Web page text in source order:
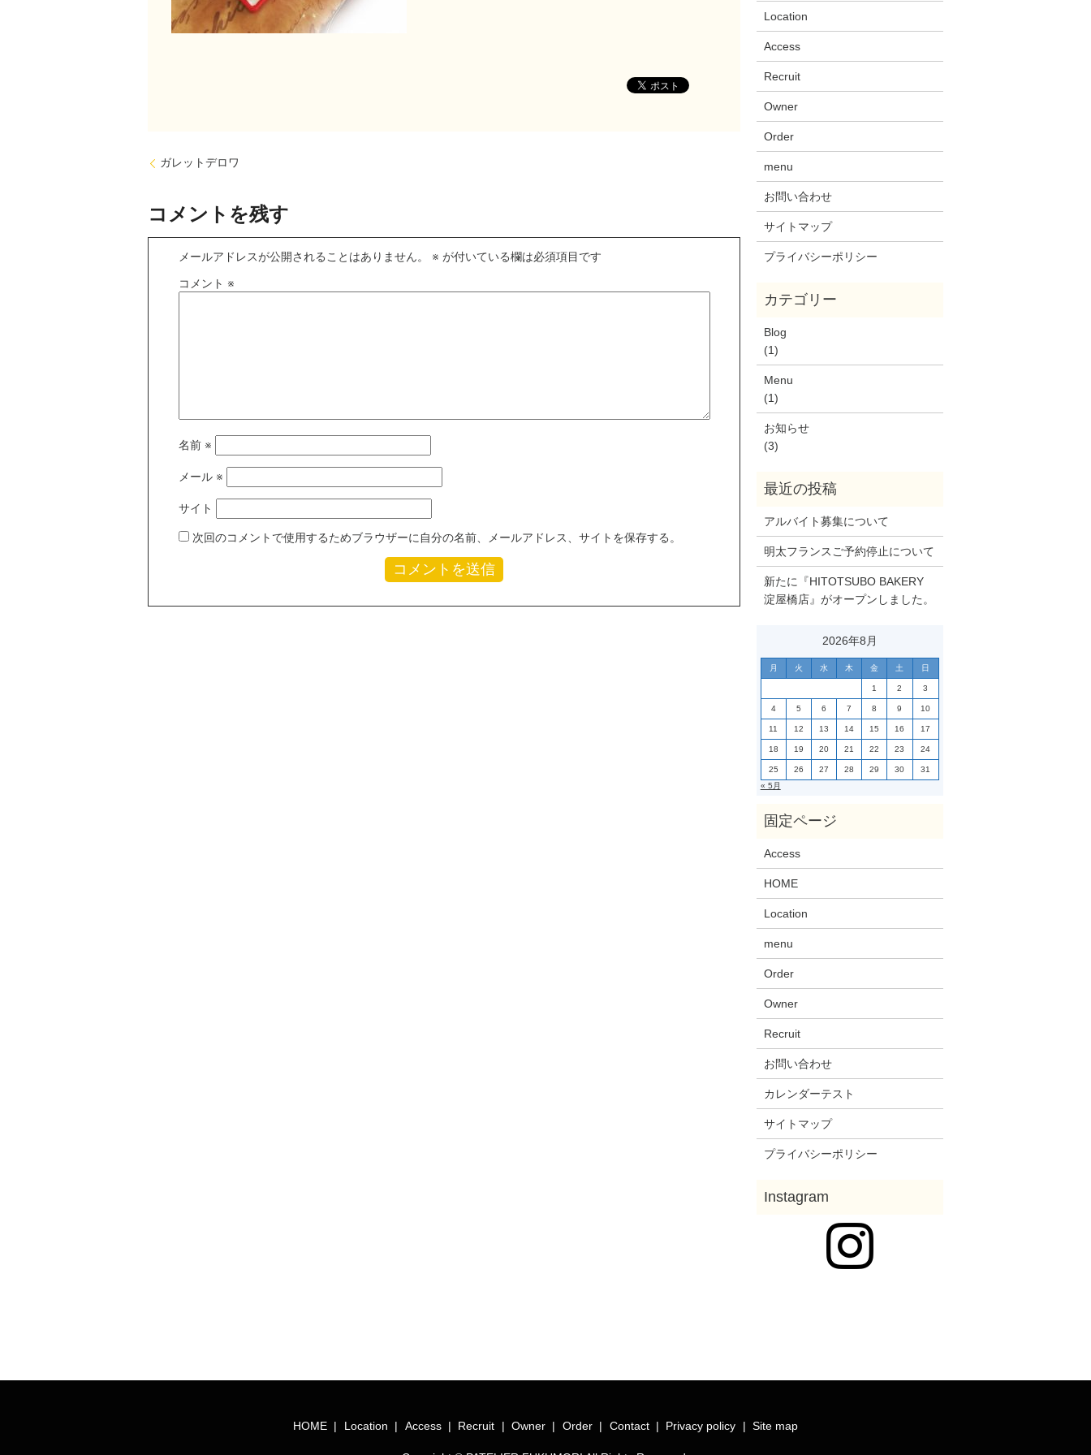
ガレットデロワ
コメントを残す
メールアドレスが公開されることはありません。 ※ が付いている欄は必須項目です
コメント ※
名前 ※
メール ※
サイト
次回のコメントで使用するためブラウザーに自分の名前、メールアドレス、サイトを保存する。
Location
Access
Recruit
Owner
Order
menu
お問い合わせ
サイトマップ
プライバシーポリシー
Blog
(1)
Menu
(1)
お知らせ
(3)
アルバイト募集について
明太フランスご予約停止について
新たに『HITOTSUBO BAKERY
淀屋橋店』がオープンしました。
2026年8月
月 火 水 木 金 土 日
1 2 3
4 5 6 7 8 9 10
11 12 13 14 15 16 17
18 19 20 21 22 23 24
25 26 27 28 29 30
31
« 5月
Access
HOME
Location
menu
Order
Owner
Recruit
お問い合わせ
カレンダーテスト
サイトマップ
プライバシーポリシー
HOME Location Access Recruit Owner Order Contact Privacy policy Site map